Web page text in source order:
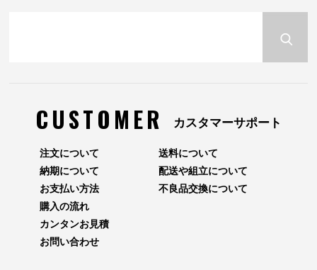
CUSTOMER カスタマーサポート
注文について
納期について
お支払い方法
送料について
配送や組立について
不良品交換について
購入の流れ
カンタンお見積
お問い合わせ